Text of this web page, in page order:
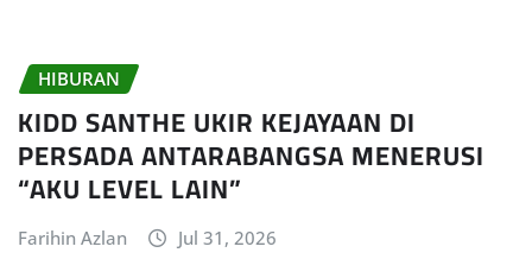
HIBURAN
KIDD SANTHE UKIR KEJAYAAN DI
PERSADA ANTARABANGSA MENERUSI
“AKU LEVEL LAIN”
Farihin Azlan Jul 31, 2026